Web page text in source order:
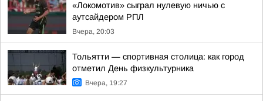
«Локомотив» сыграл нулевую ничью с
аутсайдером РПЛ
Вчера, 20:03
Тольятти — спортивная столица: как город
отметил День физкультурника
Вчера, 19:27